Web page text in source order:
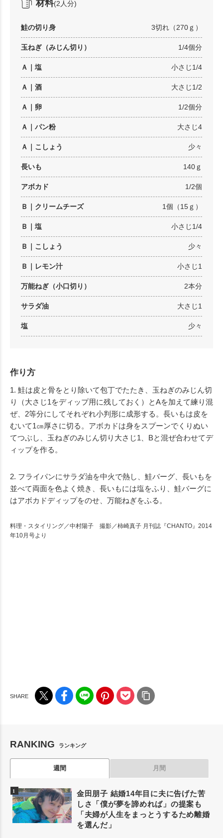
材料(2人分)
鮭の切り身 3切れ（270ｇ）
玉ねぎ（みじん切り） 1/4個分
Ａ｜塩 小さじ1/4
Ａ｜酒 大さじ1/2
Ａ｜卵 1/2個分
Ａ｜パン粉 大さじ4
Ａ｜こしょう 少々
長いも 140ｇ
アボカド 1/2個
Ｂ｜クリームチーズ 1個（15ｇ）
Ｂ｜塩 小さじ1/4
Ｂ｜こしょう 少々
Ｂ｜レモン汁 小さじ1
万能ねぎ（小口切り） 2本分
サラダ油 大さじ1
塩 少々
作り方
1. 鮭は皮と骨をとり除いて包丁でたたき、玉ねぎのみじん切
り（大さじ1をディップ用に残しておく）とAを加えて練り混
ぜ、2等分にしてそれぞれ小判形に成形する。長いもは皮を
むいて1㎝厚さに切る。アボカドは身をスプーンでくりぬい
てつぶし、玉ねぎのみじん切り大さじ1、Bと混ぜ合わせてデ
ィップを作る。
2. フライパンにサラダ油を中火で熱し、鮭バーグ、長いもを
並べて両面を色よく焼き、長いもには塩をふり、鮭バーグに
はアボカドディップをのせ、万能ねぎをふる。
料理・スタイリング／中村陽子 撮影／柿崎真子 月刊誌『CHANTO』2014
年10月号より
RANKING ランキング
週間 月間
金田朋子 結婚14年目に夫に告げた苦
しさ「僕が夢を諦めれば」の提案も
「夫婦が人生をまっとうするため離婚
を選んだ」